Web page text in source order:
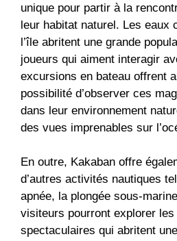
unique pour partir à la
leur habitat naturel. Les eaux
l’île abritent une grande
joueurs qui aiment interagir
excursions en bateau offrent
possibilité d’observer ces
dans leur environnement
des vues imprenables sur
En outre, Kakaban offre
d’autres activités nautiques
apnée, la plongée sous-
visiteurs pourront explorer
spectaculaires qui abritent